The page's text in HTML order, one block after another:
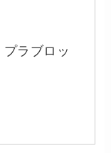
ラブロッ